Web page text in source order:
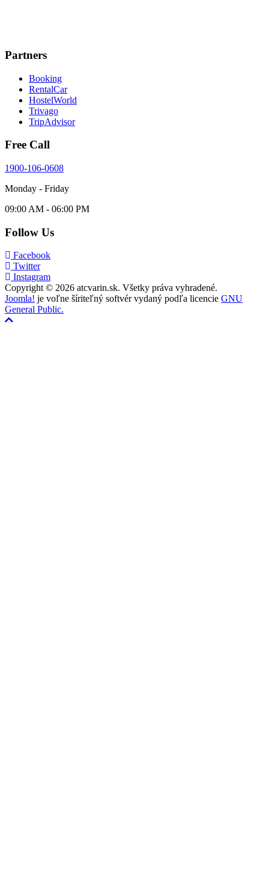
Partners
Booking
RentalCar
HostelWorld
Trivago
TripAdvisor
Free Call
1900-106-0608
Monday - Friday
09:00 AM - 06:00 PM
Follow Us
Facebook
Twitter
Instagram
Copyright © 2026 atcvarin.sk. Všetky práva vyhradené.
Joomla! je voľne šíriteľný softvér vydaný podľa licencie GNU
General Public.